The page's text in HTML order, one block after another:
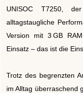
UNISOC T7250,
alltagstaugliche
Version mit 3 GB
Einsatz – das ist die
Trotz des begrenzten
im Alltag überraschend